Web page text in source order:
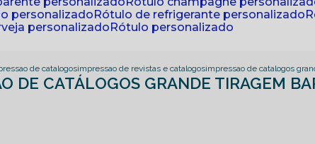
personalizado
rótulo de refrigerante personalizado
personalizado
rótulo personalizado
de catalogosimpressao de revistas e catalogosimpressao de catalogos
DE CATÁLOGOS GRANDE TIRAGEM